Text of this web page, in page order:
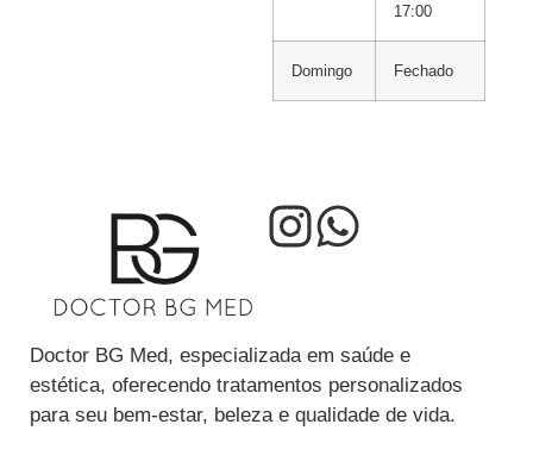
17:00
Domingo Fechado
Doctor BG Med, especializada em saúde e
estética, oferecendo tratamentos personalizados
para seu bem-estar, beleza e qualidade de vida.